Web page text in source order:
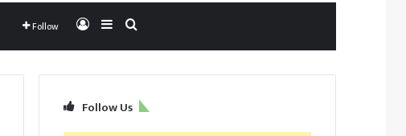
Follow Log InSidebarSearch for
Follow Us